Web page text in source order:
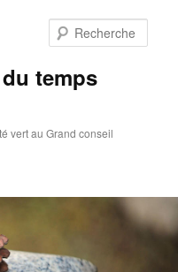
temps
vert au Grand conseil